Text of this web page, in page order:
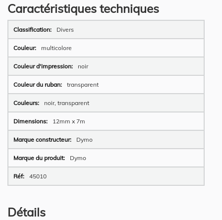
Caractéristiques techniques
Plus
d’information
Divers
multicolore
noir
transparent
noir, transparent
12mm x 7m
Dymo
Dymo
45010
Détails